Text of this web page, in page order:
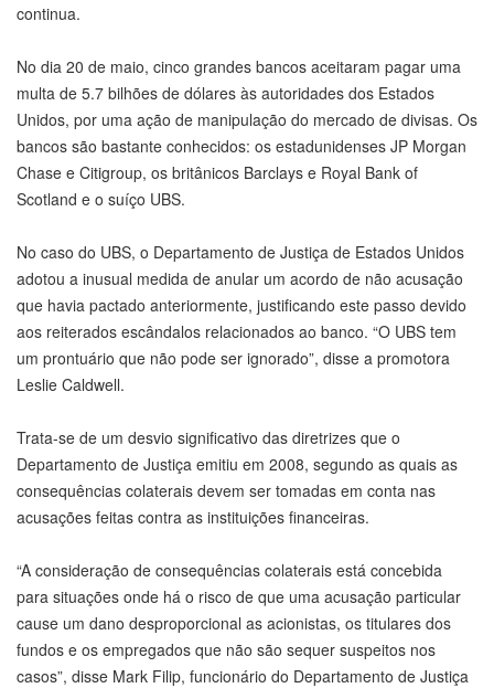
continua.
No dia 20 de maio, cinco grandes bancos aceitaram pagar uma
multa de 5.7 bilhões de dólares às autoridades dos Estados
Unidos, por uma ação de manipulação do mercado de divisas. Os
bancos são bastante conhecidos: os estadunidenses JP Morgan
Chase e Citigroup, os britânicos Barclays e Royal Bank of
Scotland e o suíço UBS.
No caso do UBS, o Departamento de Justiça de Estados Unidos
adotou a inusual medida de anular um acordo de não acusação
que havia pactado anteriormente, justificando este passo devido
aos reiterados escândalos relacionados ao banco. “O UBS tem
um prontuário que não pode ser ignorado”, disse a promotora
Leslie Caldwell.
Trata-se de um desvio significativo das diretrizes que o
Departamento de Justiça emitiu em 2008, segundo as quais as
consequências colaterais devem ser tomadas em conta nas
acusações feitas contra as instituições financeiras.
“A consideração de consequências colaterais está concebida
para situações onde há o risco de que uma acusação particular
cause um dano desproporcional as acionistas, os titulares dos
fundos e os empregados que não são sequer suspeitos nos
casos”, disse Mark Filip, funcionário do Departamento de Justiça